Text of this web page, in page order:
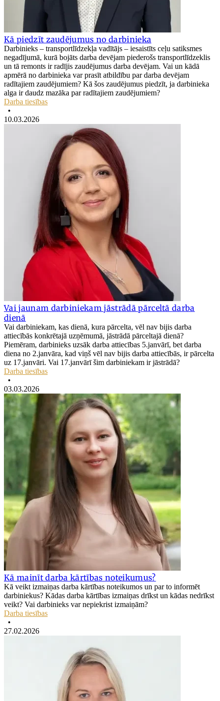
Kā piedzīt zaudējumus no darbinieka
Darbinieks – transportlīdzekļa vadītājs – iesaistīts ceļu satiksmes
negadījumā, kurā bojāts darba devējam piederošs transportlīdzeklis
un tā remonts ir radījis zaudējumus darba devējam. Vai un kādā
apmērā no darbinieka var prasīt atbildību par darba devējam
radītajiem zaudējumiem? Kā šos zaudējumus piedzīt, ja darbinieka
alga ir daudz mazāka par radītajiem zaudējumiem?
Darba tiesības
•
10.03.2026
Vai jaunam darbiniekam jāstrādā pārceltā darba
dienā
Vai darbiniekam, kas dienā, kura pārcelta, vēl nav bijis darba
attiecībās konkrētajā uzņēmumā, jāstrādā pārceltajā dienā?
Piemēram, darbinieks uzsāk darba attiecības 5.janvārī, bet darba
diena no 2.janvāra, kad viņš vēl nav bijis darba attiecībās, ir pārcelta
uz 17.janvāri. Vai 17.janvārī šim darbiniekam ir jāstrādā?
Darba tiesības
•
03.03.2026
Kā mainīt darba kārtības noteikumus?
Kā veikt izmaiņas darba kārtības noteikumos un par to informēt
darbiniekus? Kādas darba kārtības izmaiņas drīkst un kādas nedrīkst
veikt? Vai darbinieks var nepiekrist izmaiņām?
Darba tiesības
•
27.02.2026